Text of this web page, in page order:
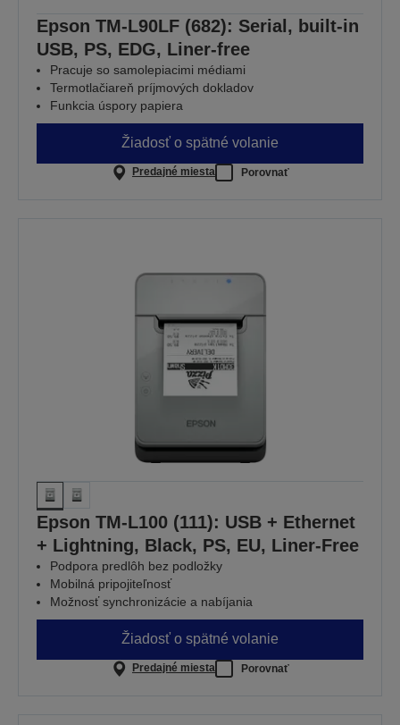
Epson TM-L90LF (682): Serial, built-in
USB, PS, EDG, Liner-free
Pracuje so samolepiacimi médiami
Termotlačiareň príjmových dokladov
Funkcia úspory papiera
Žiadosť o spätné volanie
Predajné miesta Porovnať
Epson TM-L100 (111): USB + Ethernet
+ Lightning, Black, PS, EU, Liner-Free
Podpora predlôh bez podložky
Mobilná pripojiteľnosť
Možnosť synchronizácie a nabíjania
Žiadosť o spätné volanie
Predajné miesta Porovnať